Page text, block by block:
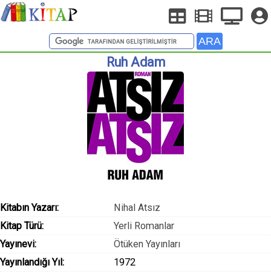
Ruh Adam
Kitabın Yazarı:
Nihal Atsız
Kitap Türü:
Yerli Romanlar
Yayınevi:
Ötüken Yayınları
Yayınlandığı Yıl:
1972